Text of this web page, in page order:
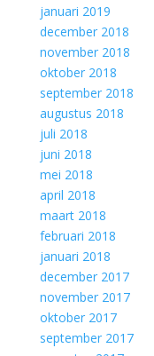
januari 2019
december 2018
november 2018
oktober 2018
september 2018
augustus 2018
juli 2018
juni 2018
mei 2018
april 2018
maart 2018
februari 2018
januari 2018
december 2017
november 2017
oktober 2017
september 2017